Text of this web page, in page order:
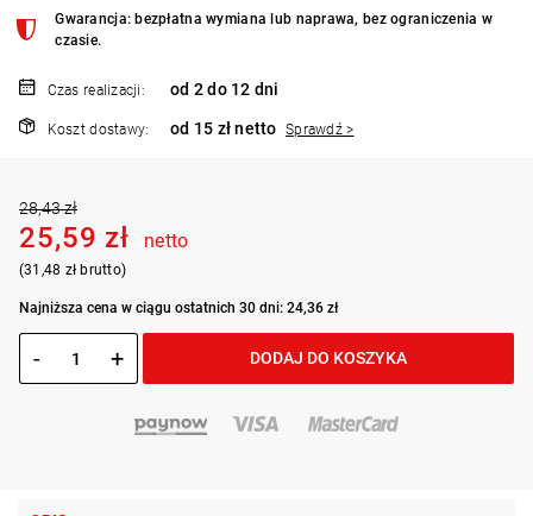
Gwarancja: bezpłatna wymiana lub naprawa, bez ograniczenia w
czasie.
Czas realizacji: od 2 do 12 dni
Koszt dostawy: od 15 zł netto Sprawdź >
28,43 zł
25,59 zł netto
(31,48 zł brutto)
Najniższa cena w ciągu ostatnich 30 dni: 24,36 zł
- + DODAJ DO KOSZYKA